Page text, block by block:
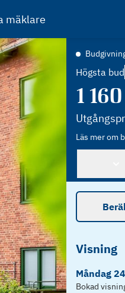
mäklare
Högsta bud
1
Läs mer om
Visning
Måndag 24
Bokad